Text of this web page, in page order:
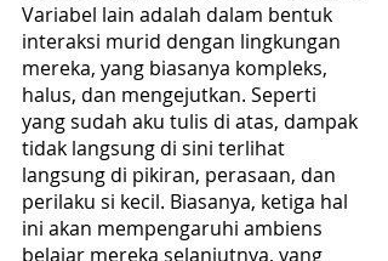
Variabel lain adalah dalam bentuk
interaksi murid dengan lingkungan
mereka, yang biasanya kompleks,
halus, dan mengejutkan. Seperti
yang sudah aku tulis di atas, dampak
tidak langsung di sini terlihat
langsung di pikiran, perasaan, dan
perilaku si kecil. Biasanya, ketiga hal
ini akan mempengaruhi ambiens
belajar mereka selanjutnya, yang